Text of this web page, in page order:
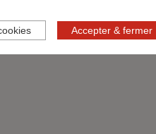
Accepter & fermer